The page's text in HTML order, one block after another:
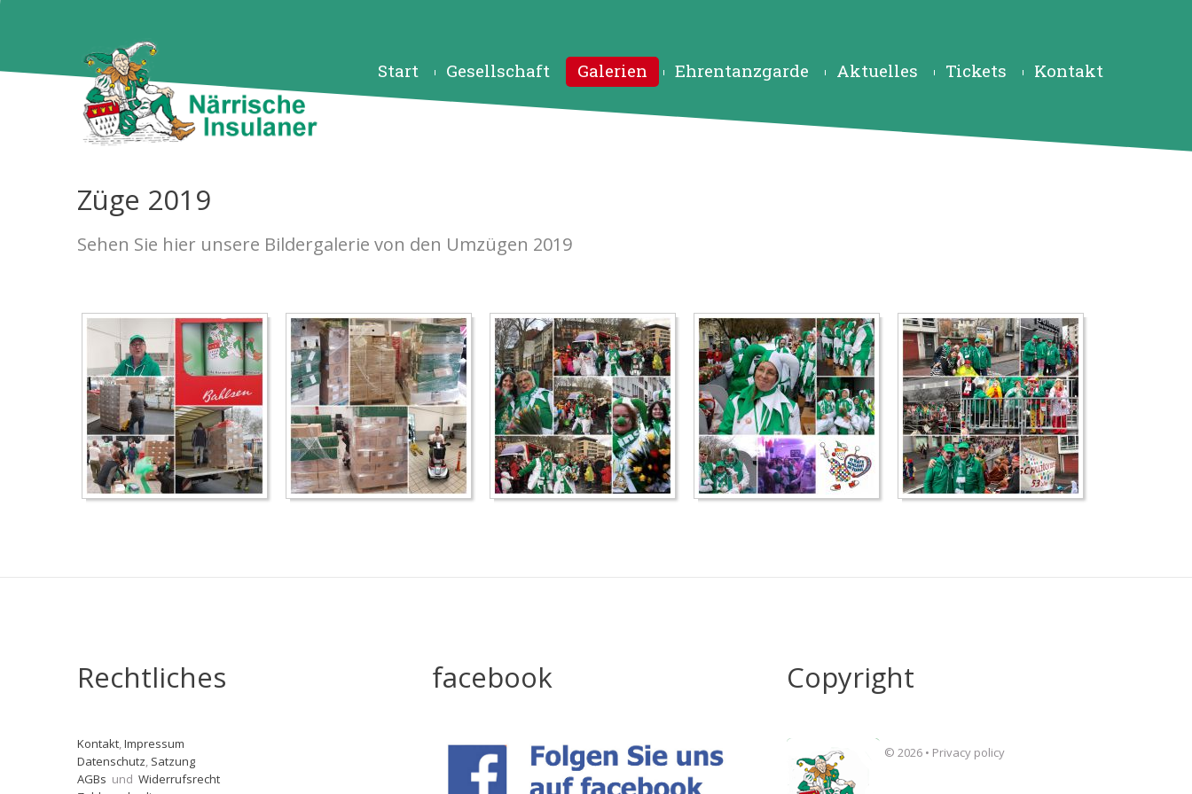
Start Gesellschaft Galerien Ehrentanzgarde Aktuelles Tickets Kontakt
Züge 2019
Sehen Sie hier unsere Bildergalerie von den Umzügen 2019
Rechtliches
Kontakt,Impressum
Datenschutz, Satzung
AGBs und Widerrufsrecht
facebook Copyright
© 2026• Privacy policy